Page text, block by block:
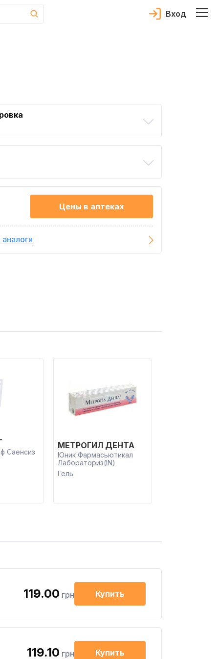
Вход
Цены в аптеках
Саенсиз
МЕТРОГИЛ ДЕНТА
Юник Фармасьютикал
Лабораториз(IN)
Гель
119.00 грн Купить
119.10 грн Купить